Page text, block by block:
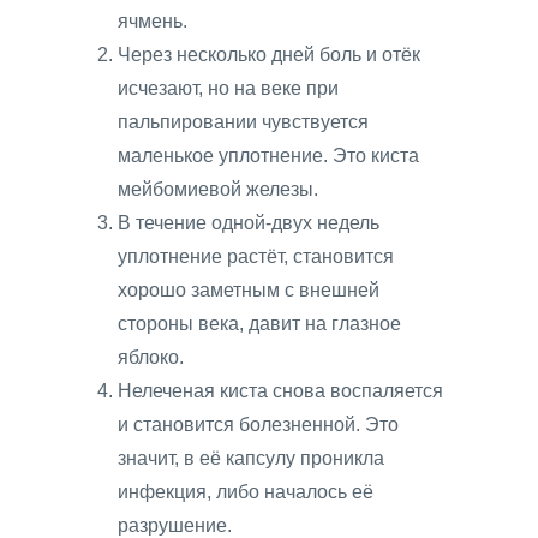
ячмень.
Через несколько дней боль и отёк
исчезают, но на веке при
пальпировании чувствуется
маленькое уплотнение. Это киста
мейбомиевой железы.
В течение одной-двух недель
уплотнение растёт, становится
хорошо заметным с внешней
стороны века, давит на глазное
яблоко.
Нелеченая киста снова воспаляется
и становится болезненной. Это
значит, в её капсулу проникла
инфекция, либо началось её
разрушение.